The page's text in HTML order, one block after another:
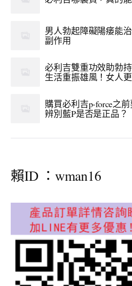
男人勃起障礙陽痿能
副作用
必利吉雙重功效助勃
生活重振雄風！女人更
購買必利吉p-force之
辨別藍P是否是正品？
賴ID ：wman16